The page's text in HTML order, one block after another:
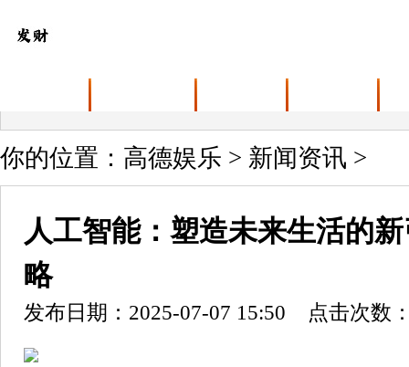
你的位置： 高德娱乐 > 新闻资讯 >
人工智能：塑造未来生活的
略
发布日期：2025-07-07 15:50 点击次数